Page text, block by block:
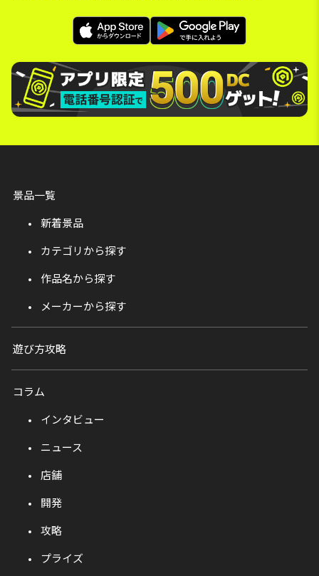
景品一覧
新着景品
カテゴリから探す
作品名から探す
メーカーから探す
遊び方攻略
コラム
インタビュー
ニュース
店舗
開発
攻略
プライズ